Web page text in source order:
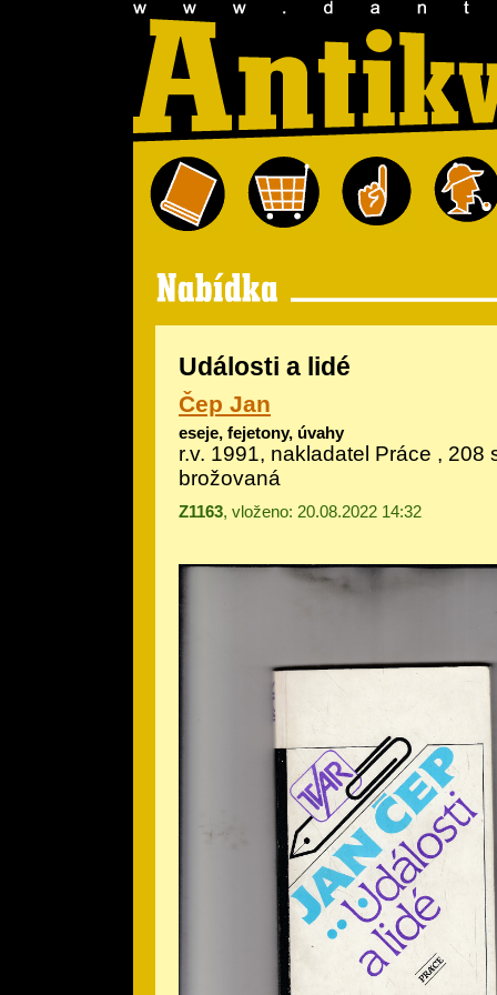
Události a lidé
Čep Jan
eseje, fejetony, úvahy
r.v. 1991, nakladatel Práce , 208
brožovaná
Z1163, vloženo: 20.08.2022 14:32